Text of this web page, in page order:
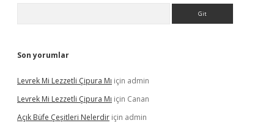
Son yorumlar
Levrek Mi Lezzetli Çipura Mı için admin
Levrek Mi Lezzetli Çipura Mı için Canan
Açık Büfe Çeşitleri Nelerdir için admin